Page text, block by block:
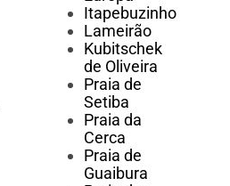
Itapebuzinho
Lameirão
Kubitschek
de Oliveira
Praia de
Setiba
Praia da
Cerca
Praia de
Guaibura